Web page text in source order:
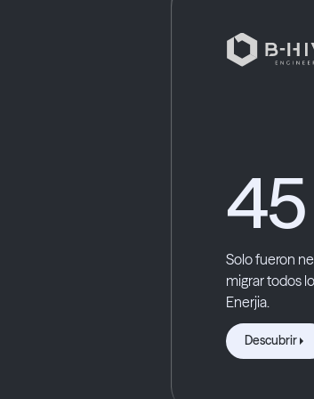
Solo fueron
migrar todos
Enerjia.
Descubrir